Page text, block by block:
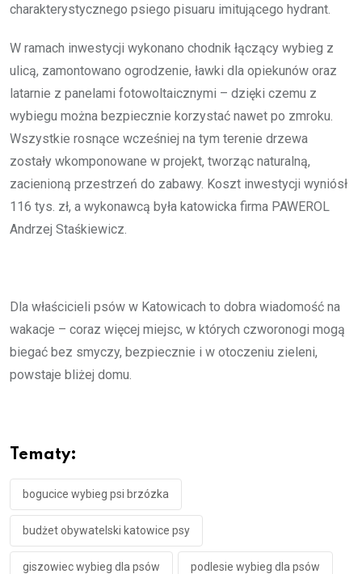
charakterystycznego psiego pisuaru imitującego hydrant.
W ramach inwestycji wykonano chodnik łączący wybieg z
ulicą, zamontowano ogrodzenie, ławki dla opiekunów oraz
latarnie z panelami fotowoltaicznymi – dzięki czemu z
wybiegu można bezpiecznie korzystać nawet po zmroku.
Wszystkie rosnące wcześniej na tym terenie drzewa
zostały wkomponowane w projekt, tworząc naturalną,
zacienioną przestrzeń do zabawy. Koszt inwestycji wyniósł
116 tys. zł, a wykonawcą była katowicka firma PAWEROL
Andrzej Staśkiewicz.
Dla właścicieli psów w Katowicach to dobra wiadomość na
wakacje – coraz więcej miejsc, w których czworonogi mogą
biegać bez smyczy, bezpiecznie i w otoczeniu zieleni,
powstaje bliżej domu.
Tematy:
bogucice wybieg psi brzózka
budżet obywatelski katowice psy
giszowiec wybieg dla psów podlesie wybieg dla psów